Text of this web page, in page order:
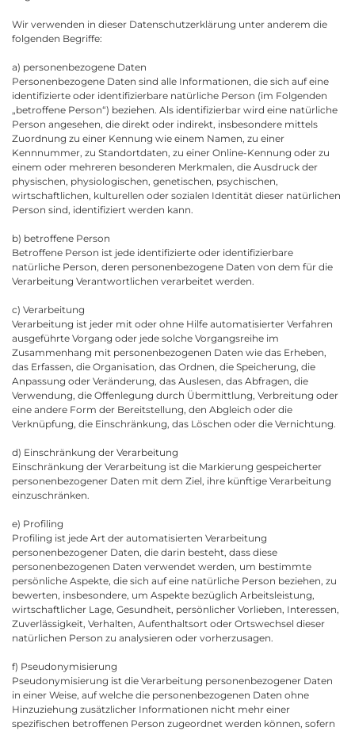
Wir verwenden in dieser Datenschutzerklärung unter anderem die
folgenden Begriffe:
a) personenbezogene Daten
Personenbezogene Daten sind alle Informationen, die sich auf eine
identifizierte oder identifizierbare natürliche Person (im Folgenden
„betroffene Person“) beziehen. Als identifizierbar wird eine natürliche
Person angesehen, die direkt oder indirekt, insbesondere mittels
Zuordnung zu einer Kennung wie einem Namen, zu einer
Kennnummer, zu Standortdaten, zu einer Online-Kennung oder zu
einem oder mehreren besonderen Merkmalen, die Ausdruck der
physischen, physiologischen, genetischen, psychischen,
wirtschaftlichen, kulturellen oder sozialen Identität dieser natürlichen
Person sind, identifiziert werden kann.
b) betroffene Person
Betroffene Person ist jede identifizierte oder identifizierbare
natürliche Person, deren personenbezogene Daten von dem für die
Verarbeitung Verantwortlichen verarbeitet werden.
c) Verarbeitung
Verarbeitung ist jeder mit oder ohne Hilfe automatisierter Verfahren
ausgeführte Vorgang oder jede solche Vorgangsreihe im
Zusammenhang mit personenbezogenen Daten wie das Erheben,
das Erfassen, die Organisation, das Ordnen, die Speicherung, die
Anpassung oder Veränderung, das Auslesen, das Abfragen, die
Verwendung, die Offenlegung durch Übermittlung, Verbreitung oder
eine andere Form der Bereitstellung, den Abgleich oder die
Verknüpfung, die Einschränkung, das Löschen oder die Vernichtung.
d) Einschränkung der Verarbeitung
Einschränkung der Verarbeitung ist die Markierung gespeicherter
personenbezogener Daten mit dem Ziel, ihre künftige Verarbeitung
einzuschränken.
e) Profiling
Profiling ist jede Art der automatisierten Verarbeitung
personenbezogener Daten, die darin besteht, dass diese
personenbezogenen Daten verwendet werden, um bestimmte
persönliche Aspekte, die sich auf eine natürliche Person beziehen, zu
bewerten, insbesondere, um Aspekte bezüglich Arbeitsleistung,
wirtschaftlicher Lage, Gesundheit, persönlicher Vorlieben, Interessen,
Zuverlässigkeit, Verhalten, Aufenthaltsort oder Ortswechsel dieser
natürlichen Person zu analysieren oder vorherzusagen.
f) Pseudonymisierung
Pseudonymisierung ist die Verarbeitung personenbezogener Daten
in einer Weise, auf welche die personenbezogenen Daten ohne
Hinzuziehung zusätzlicher Informationen nicht mehr einer
spezifischen betroffenen Person zugeordnet werden können, sofern